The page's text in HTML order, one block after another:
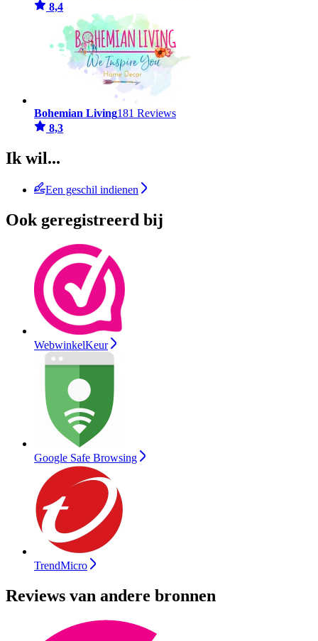
8,4
Bohemian Living181 Reviews
8,3
Ik wil...
Een geschil indienen
Ook geregistreerd bij
WebwinkelKeur
Google Safe Browsing
TrendMicro
Reviews van andere bronnen